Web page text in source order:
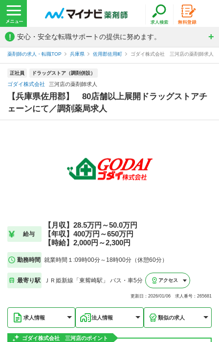
! 安心・安全な転職サポートの提供に努めます。
薬剤師の求人・転職TOP 兵庫県 佐用郡佐用町 ゴダイ株式会社 三河店の薬剤師求人
正社員 ドラッグストア（調剤併設）
ゴダイ株式会社 三河店の薬剤師求人
【兵庫県佐用郡】 80店舗以上展開ドラッグストアチ
ェーンにて／調剤薬局求人
給与
【月収】28.5万円～50.0万円
【年収】400万円～650万円
【時給】2,000円～2,300円
勤務時間 就業時間１:09時00分～18時00分（休憩60分）
最寄り駅 ＪＲ姫新線「東觜崎駅」 バス・車5分 アクセス
更新日：2026/01/06 求人番号：265681
求人情報 法人情報 類似の求人
ゴダイ株式会社 三河店のポイント